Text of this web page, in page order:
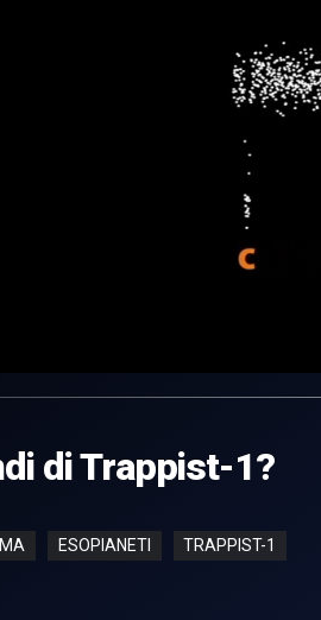
di Trappist-1?
ESOPIANETI TRAPPIST-1